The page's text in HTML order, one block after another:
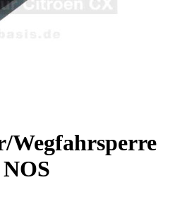
Wegfahrsperre